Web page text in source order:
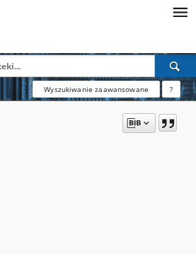
Wyszukiwanie zaawansowane ?